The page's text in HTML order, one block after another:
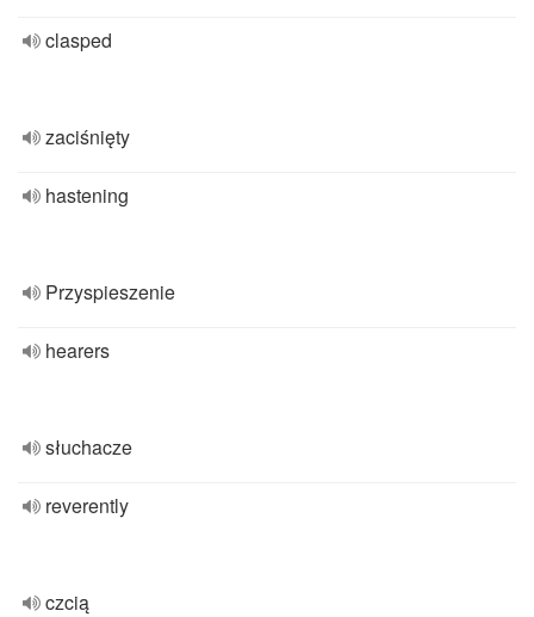
clasped
zaciśnięty
hastening
Przyspieszenie
hearers
słuchacze
reverently
czcią